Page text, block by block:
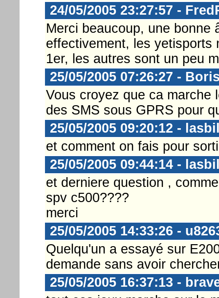
24/05/2005 23:27:57 -
Merci beaucoup, une bonne
effectivement, les yetisports
1er, les autres sont un peu
25/05/2005 07:26:27 -
Vous croyez que ca marche
des SMS sous GPRS pour
25/05/2005 09:20:12 -
et comment on fais pour
25/05/2005 09:44:14 -
et derniere question ,
spv c500????
merci
25/05/2005 14:33:26 -
Quelqu'un a essayé sur
demande sans avoir
25/05/2005 16:37:13 -